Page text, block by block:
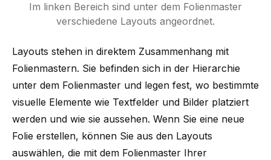
Im linken Bereich sind unter dem Folienmaster
verschiedene Layouts angeordnet.
Layouts stehen in direktem Zusammenhang mit
Folienmastern. Sie befinden sich in der Hierarchie
unter dem Folienmaster und legen fest, wo bestimmte
visuelle Elemente wie Textfelder und Bilder platziert
werden und wie sie aussehen. Wenn Sie eine neue
Folie erstellen, können Sie aus den Layouts
auswählen, die mit dem Folienmaster Ihrer